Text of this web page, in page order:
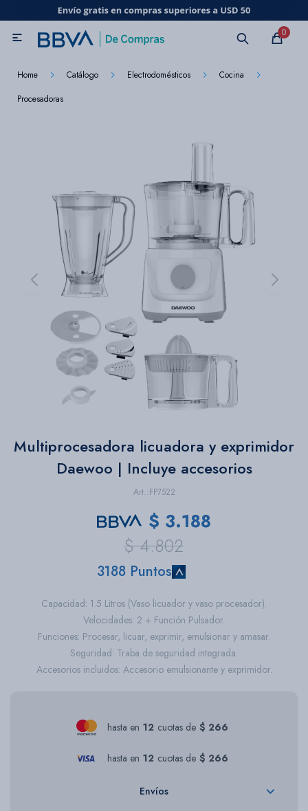
0

Home Catálogo Electrodomésticos
Cocina
Procesadoras
Multiprocesadora licuadora y exprimidor
Daewoo | Incluye accesorios
FP7522
$ 3.188
$ 4.802
3188 Puntos
Capacidad: 1.5 Litros (Vaso licuador y vaso procesador).
Velocidades: 2 + Función Pulsador.
Funciones: Procesar, licuar, exprimir, emulsionar y amasar.
Seguridad: Traba de seguridad integrada.
Accesorios incluidos: Accesorio emulsionante y exprimidor.
hasta en 12 cuotas de $ 266
hasta en 12 cuotas de $ 266
Envíos
MI CUENTA
Televisores
Herramientas